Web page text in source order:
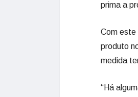
prima a
Com este
produto
medida
“Há